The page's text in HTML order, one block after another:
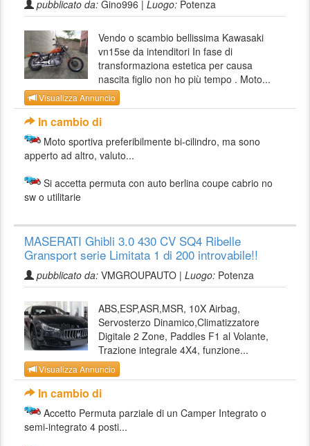
pubblicato da: Gino996 | Luogo: Potenza
Vendo o scambio bellissima Kawasaki
vn15se da intenditori In fase di
transformaziona estetica per causa
nascita figlio non ho più tempo . Moto...
Visualizza Annuncio
In cambio di
Moto sportiva preferibilmente bi-cilindro, ma sono
apperto ad altro, valuto...
Si accetta permuta con auto berlina coupe cabrio no
sw o utilitarie
MASERATI Ghibli 3.0 430 CV SQ4 Ribelle
Gransport serie Limitata 1 di 200 introvabile!!
pubblicato da: VMGROUPAUTO | Luogo: Potenza
ABS,ESP,ASR,MSR, 10X Airbag,
Servosterzo Dinamico,Climatizzatore
Digitale 2 Zone, Paddles F1 al Volante,
Trazione integrale 4X4, funzione...
Visualizza Annuncio
In cambio di
Accetto Permuta parziale di un Camper Integrato o
semi-integrato 4 posti...